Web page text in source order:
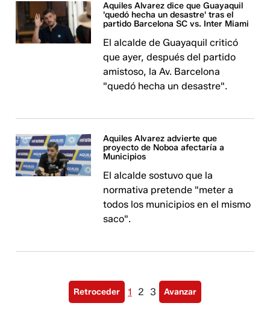
Aquiles Alvarez dice que Guayaquil
'quedó hecha un desastre' tras el
partido Barcelona SC vs. Inter Miami
El alcalde de Guayaquil criticó
que ayer, después del partido
amistoso, la Av. Barcelona
"quedó hecha un desastre".
Aquiles Alvarez advierte que
proyecto de Noboa afectaría a
Municipios
El alcalde sostuvo que la
normativa pretende "meter a
todos los municipios en el mismo
saco".
Retroceder 1 2 3 Avanzar